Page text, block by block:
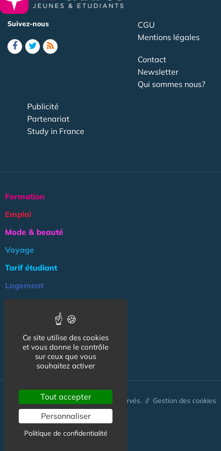
Suivez-nous
CGU
Mentions légales
Contact
Newsletter
Qui sommes nous?
Publicité
Partenariat
Study in France
Formation
Emploi
Mode & beauté
Voyage
Tarif étudiant
Logement
Association
NOS AUTRES SITES :
© CapCampus 2026 - Tous droits réservés. // Gestion des cookies
Ce site utilise des cookies
et vous donne le contrôle
sur ceux que vous
souhaitez activer
Tout accepter
Personnaliser
Politique de confidentialité